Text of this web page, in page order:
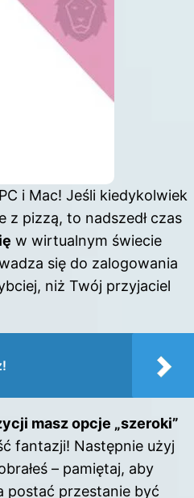
i Mac! Jeśli kiedykolwiek
z pizzą, to nadszedł czas
w wirtualnym świecie
się do zalogowania
niż Twój przyjaciel
masz opcje „szeroki”
fantazji! Następnie użyj
– pamiętaj, aby
postać przestanie być